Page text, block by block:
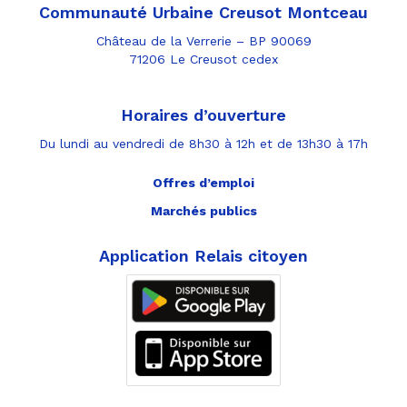
Communauté Urbaine Creusot Montceau
Château de la Verrerie – BP 90069
71206 Le Creusot cedex
Horaires d’ouverture
Du lundi au vendredi de 8h30 à 12h et de 13h30 à 17h
Offres d’emploi
Marchés publics
Application Relais citoyen